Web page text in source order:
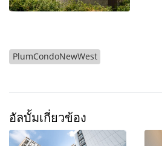
PlumCondoNewWest
อัลบั้มเกี่ยวข้อง